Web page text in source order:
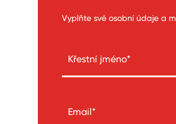
Vyplňte své osobní údaje a